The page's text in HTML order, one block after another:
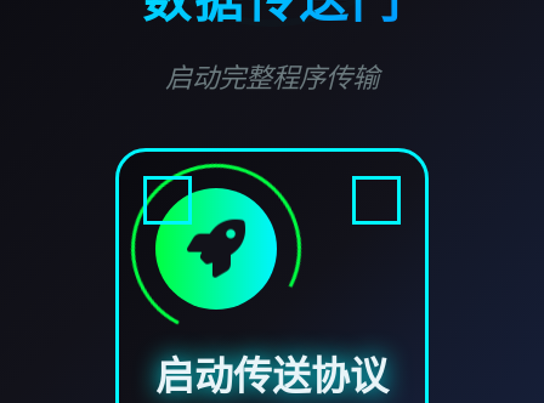
启动完整程序传输
启动传送协议